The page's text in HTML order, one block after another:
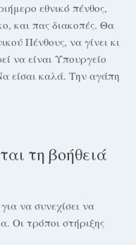
εθνικό πένθος,
και πας διακοπές. Θα
Πένθους, να γίνει κι
να είναι Υπουργείο
είσαι καλά. Την αγάπη
τη βοήθειά
να συνεχίσει να
Οι τρόποι στήριξης